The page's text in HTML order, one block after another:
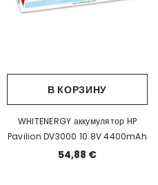
В КОРЗИНУ
WHITENERGY аккумулятор HP
Pavilion DV3000 10.8V 4400mAh
54,88 €